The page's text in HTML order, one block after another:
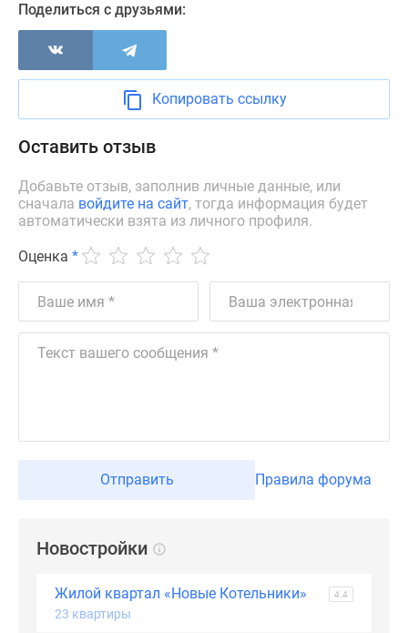
Покупателю
Эксперты
Контакты
Реклама
сайте
Машино-
места
скидками
Поделиться с друзьями:
Копировать ссылку
Оставить отзыв
Добавьте отзыв, заполнив личные данные, или
сначала войдите на сайт, тогда информация будет
автоматически взята из личного профиля.
Оценка *
Отправить Правила форума
Новостройки
Жилой квартал «Новые Котельники» 4.4
23 квартиры